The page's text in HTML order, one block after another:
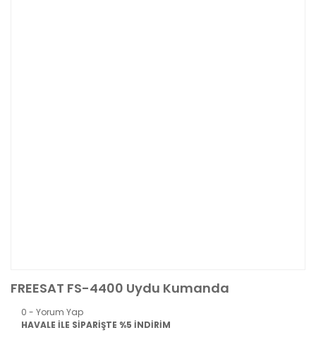
FREESAT FS-4400 Uydu Kumanda
0 - Yorum Yap
HAVALE İLE SİPARİŞTE %5 İNDİRİM